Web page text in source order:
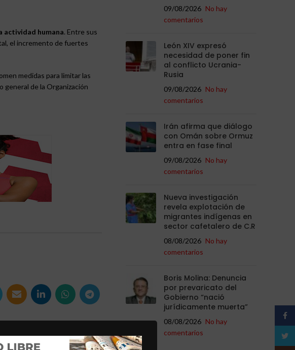
actividad humana. Entre sus
el incremento de fuertes
medidas para limitar las
general de la Organización
09/08/2026 No hay
comentarios
León XIV expresó
necesidad de poner fin
al conflicto Ucrania-
Rusia
09/08/2026 No hay
comentarios
Irán afirma que diálogo
con Omán sobre Ormuz
entra en fase final
09/08/2026 No hay
comentarios
Nueva investigación
revela explotación de
migrantes indígenas en
sector cafetalero de C.R
08/08/2026 No hay
comentarios
Boris Molina: Denuncia
por prevaricato del
Gobierno “nació
jurídicamente muerta”
08/08/2026 No hay
comentarios